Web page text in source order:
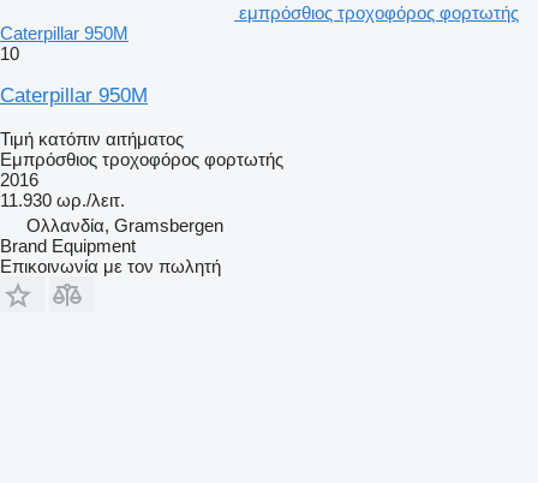
εμπρόσθιος τροχοφόρος φορτωτής
Caterpillar 950M
10
Caterpillar 950M
Τιμή κατόπιν αιτήματος
Εμπρόσθιος τροχοφόρος φορτωτής
2016
11.930 ωρ./λειτ.
Ολλανδία, Gramsbergen
Brand Equipment
Επικοινωνία με τον πωλητή